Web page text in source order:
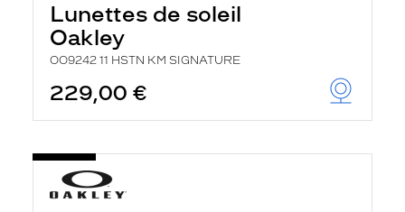
Lunettes de soleil
Oakley
OO9242 11 HSTN KM SIGNATURE
229,00 €